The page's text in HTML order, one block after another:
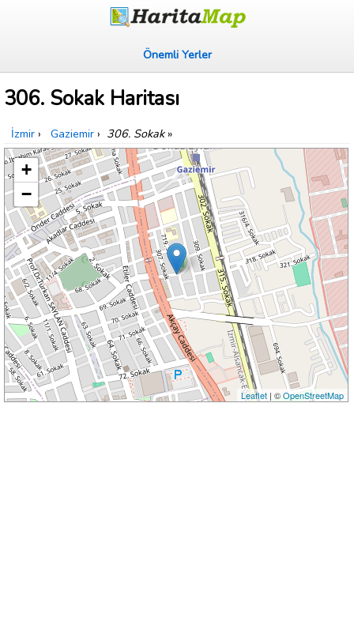
Önemli Yerler
306. Sokak Haritası
İzmir › Gaziemir › 306. Sokak»
+
−
Leaflet| ©OpenStreetMap